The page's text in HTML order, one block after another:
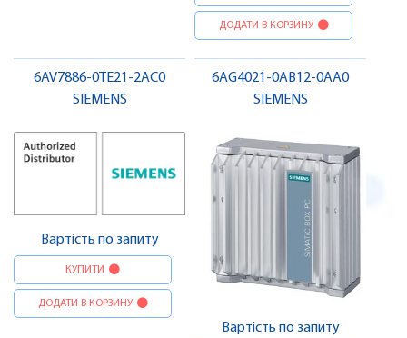
ДОДАТИ В КОРЗИНУ
6AV7886-0TE21-2AC0
SIEMENS
Вартість по запиту
КУПИТИ
ДОДАТИ В КОРЗИНУ
6AG4021-0AB12-0AA0
SIEMENS
Вартість по запиту